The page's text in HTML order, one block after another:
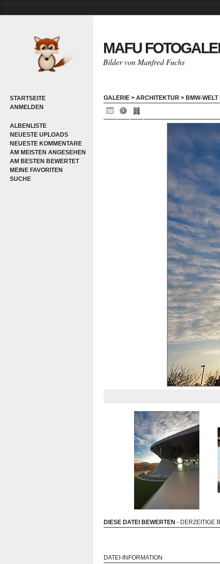
STARTSEITE
ANMELDEN
ALBENLISTE
NEUESTE UPLOADS
NEUESTE KOMMENTARE
AM MEISTEN ANGESEHEN
AM BESTEN BEWERTET
MEINE FAVORITEN
SUCHE
MAFU
Bilder von Manfred Fuchs
GALERIE > ARCHITEKTUR > BMW-
DIESE DATEI BEWERTEN - DERZEITIGE
DATEI-INFORMATION